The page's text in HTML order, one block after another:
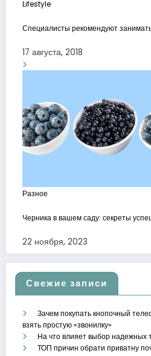
Lifestyle
Специалисты рекомендуют
17 августа, 2018
Разное
Черника в вашем саду: секреты
22 ноября, 2023
Свежие записи
Зачем покупать кнопочный
взять простую «звонилку»
На что влияет выбор надежных
ТОП причин обрати приватну